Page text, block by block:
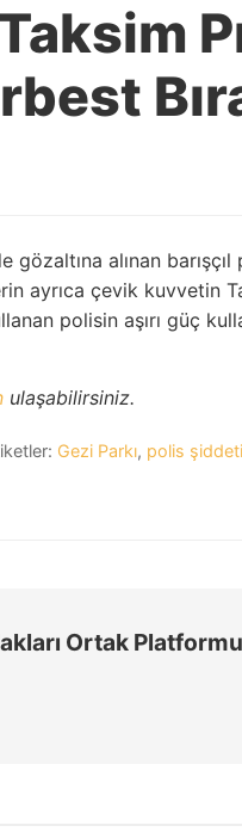
Taksim
alınan
ayrıca çevik kuvvetin
polisin aşırı güç
ulaşabilirsiniz.
Gezi Parkı, polis şiddeti
Ortak Platformu